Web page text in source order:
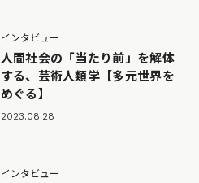
インタビュー
人間社会の「当たり前」を解体
する、芸術人類学【多元世界を
めぐる】
2023.08.28
インタビュー